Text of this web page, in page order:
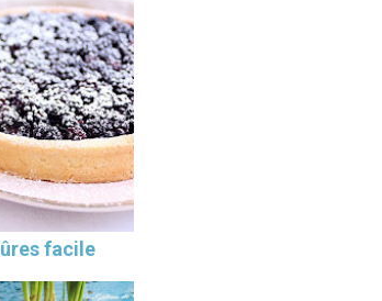
facile